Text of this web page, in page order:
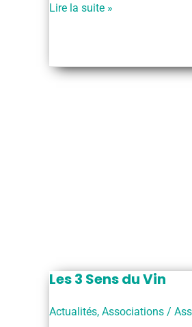
Association
Lire la suite »
Les 3 Sens du Vin
Actualités, Associations /